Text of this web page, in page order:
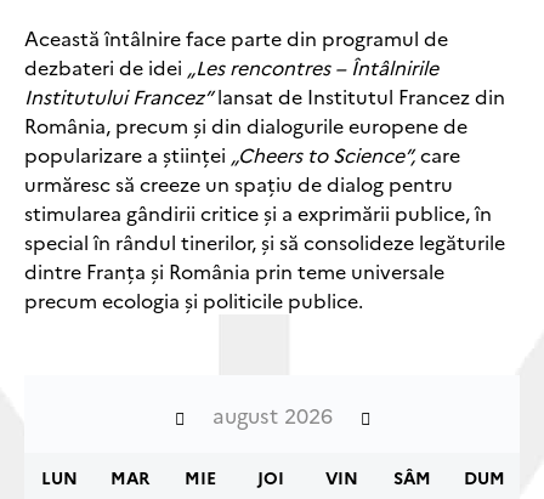
Această întâlnire face parte din programul de
dezbateri de idei „Les rencontres – Întâlnirile
Institutului Francez”lansat de Institutul Francez din
România, precum și din dialogurile europene de
popularizare a științei „Cheers to Science”,care
urmăresc să creeze un spațiu de dialog pentru
stimularea gândirii critice și a exprimării publice, în
special în rândul tinerilor, și să consolideze legăturile
dintre Franța și România prin teme universale
precum ecologia și politicile publice.
august 2026
LUN MAR MIE JOI VIN SÂM DUM